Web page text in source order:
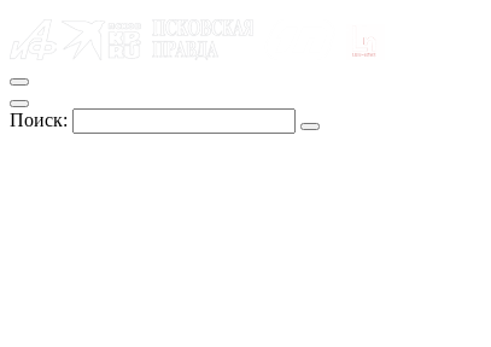
Поиск: